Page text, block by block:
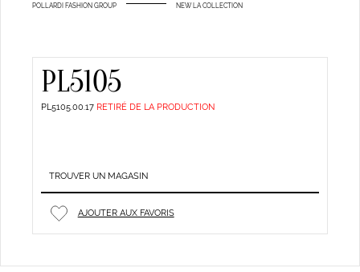
POLLARDI FASHION GROUP NEW LA COLLECTION
PL5105
PL5105.00.17 RETIRÉ DE LA PRODUCTION
TROUVER UN MAGASIN
AJOUTER AUX FAVORIS